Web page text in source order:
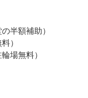
半額補助）
）
場無料）